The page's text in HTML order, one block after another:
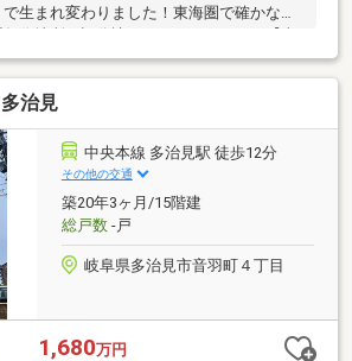
生まれ変わりました！東海圏で確かな実
エネECOリノベ×矢作地所旧分譲！駅７分
すすめポイント①省エネECOフルリノベー
クローゼット付③オープンタイプキッ
リノベ～内窓（二重サッシ）Low-E複
～快適性の向上や、光熱費削減、防音効
サッシは長持ちするポリ塩化ビニルPCV
・防音効果のある内窓を南面の窓に新設
。
治見
中央本線 多治見駅 徒歩12分
その他の交通
築20年3ヶ月/15階建
総戸数-戸
岐阜県多治見市音羽町４丁目
1,680万円